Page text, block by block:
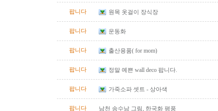
팝니다 원목 옷걸이 장식장
팝니다 운동화
팝니다 출산용품( for mom)
팝니다 정말 예쁜 wall deco 팝니다.
팝니다 가죽소파 셋트 - 상아색
팝니다 남천 송수남 그림, 한국화 평풍